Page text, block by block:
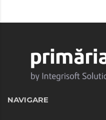
NAVIGARE